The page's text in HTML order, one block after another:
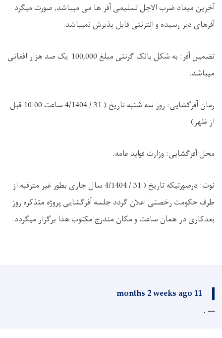
آخرین میعاد ضرب الاجل تسلیمی آفر ها می میباشد, صورت میگرد
آفرهای دیر رسیده و انترنتی قابل پذیرش نمیباشد.
تضمین آفر: به شکل بانک گرنتی مبلغ 100,000 یک صد هزار افغانی
میباشد.
زمان آفرگشایی: روز سه شنبه تاریخ ( 31 / 4/1404 ساعت 10:00 قبل
از ظهر)
محل آفرگشایی: وزارت فواید عامه.
نوت: درصورتیکه تاریخ ( 31 / 4/1404 سال جاری بطور غیر مترقبه از
طرف حکومت رخصتی اعلان گردد جلسه آفرگشایی پروژه متذکره روز
بعدکاری در همان ساعت و مکان مندرج مکتوب هذا برگزار میگردد.
11 months 2 weeks ago
.